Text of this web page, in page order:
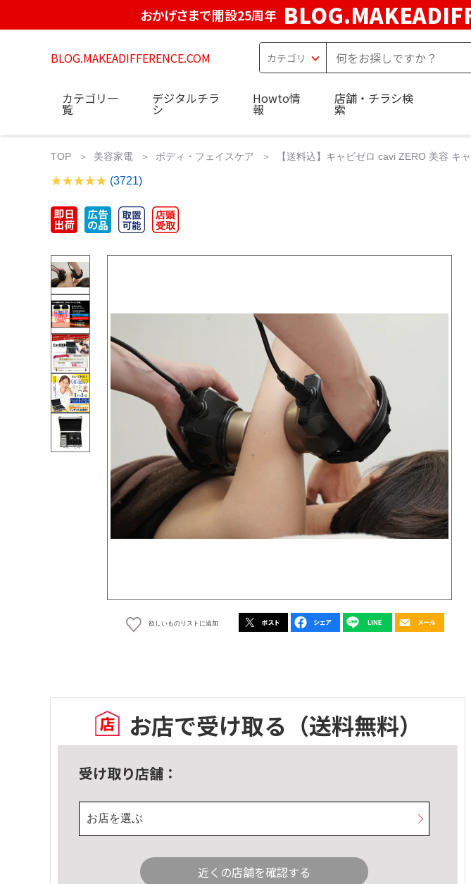
おかげさまで開設25周年
BLOG.MAKEADIFFERENCE.COM
カテゴリ一
覧
デジタルチラ
シ
Howto情
報
店舗・チラシ検
索
TOP 美容家電 ボディ・フェイスケア 【送料込】キャビゼロ cavi ZERO 美容
(3721)
欲しいものリストに追加
お店で受け取る （送料無料）
受け取り店舗：
お店を選ぶ
近くの店舗を確認する